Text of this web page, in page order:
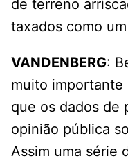
de terreno
taxados como
VANDENBERG:
muito importante
que os dados de
opinião pública
Assim uma série